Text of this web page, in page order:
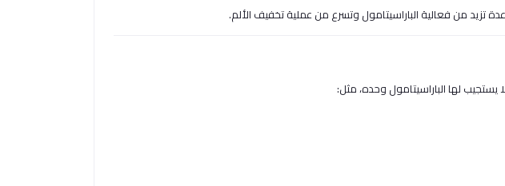
تزيد من فعالية الباراسيتامول وتسرع من عملية تخفيف الألم.
لها الباراسيتامول وحده، مثل: